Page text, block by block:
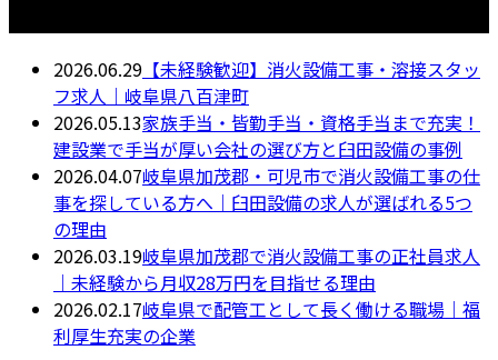
2026.06.29 【未経験歓迎】消火設備工事・溶接スタッ
フ求人｜岐阜県八百津町
2026.05.13家族手当・皆勤手当・資格手当まで充実！
建設業で手当が厚い会社の選び方と臼田設備の事例
2026.04.07岐阜県加茂郡・可児市で消火設備工事の仕
事を探している方へ｜臼田設備の求人が選ばれる5つ
の理由
2026.03.19岐阜県加茂郡で消火設備工事の正社員求人
｜未経験から月収28万円を目指せる理由
2026.02.17岐阜県で配管工として長く働ける職場｜福
利厚生充実の企業